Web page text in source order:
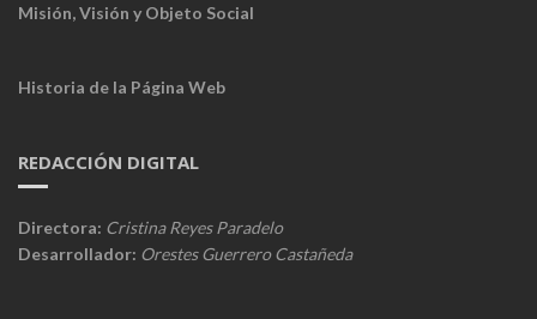
Misión, Visión y Objeto Social
Historia de la Página Web
REDACCIÓN DIGITAL
Directora: Cristina Reyes Paradelo
Desarrollador: Orestes Guerrero Castañeda